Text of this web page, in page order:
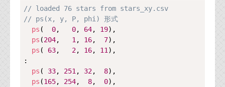
// loaded 76 stars from stars_xy.csv
// ps(x, y, P, phi) 形式
ps ( 0, 0, 64, 19),
ps (204, 1 , 16, 7),
ps ( 63, 2, 16, 11 ),
:
ps ( 33, 251 , 32, 8),
ps (165, 254, 8, 0),